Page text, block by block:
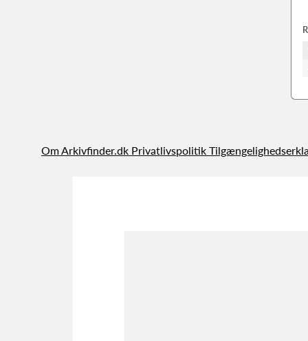
Om Arkivfinder.dk Privatlivspolitik